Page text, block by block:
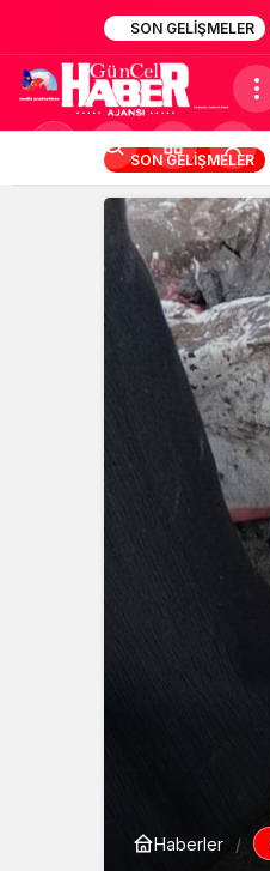
SON GELIŞMELER
değiştir
SON GELIŞMELER
Haberler